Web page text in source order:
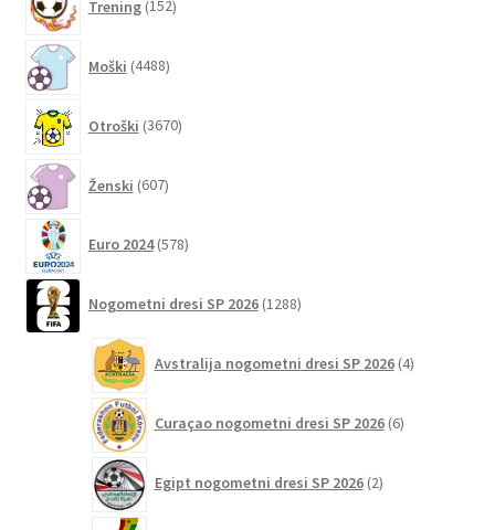
Zaključek nakupa
Trening 152izdelkov
Moški 4488izdelkov
Otroški 3670izdelkov
Ženski 607izdelkov
Euro 2024 578izdelkov
Nogometni dresi SP 2026 1288izdelkov
Avstralija nogometni dresi SP 2026 4izdelki
Curaçao nogometni dresi SP 2026 6izdelkov
Egipt nogometni dresi SP 2026 2izdelka